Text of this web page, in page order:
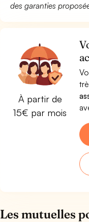
des garanties
À partir de
15€ par mois
Les mutuelles